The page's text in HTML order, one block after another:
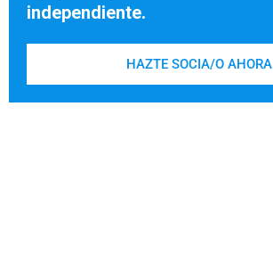
independiente.
HAZTE SOCIA/O AHORA